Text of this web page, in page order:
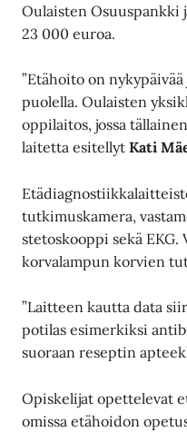
Oulaisten Osuuspankki
23 000 euroa.
”Etähoito on
puolella. Oulaisten
oppilaitos, jossa
laitetta esitellytKati
tutkimuskamera,
stetoskooppi sekä EKG.
korvalampun korvien
”Laitteen kautta data
potilas esimerkiksi
suoraan reseptin
Opiskelijat opettelevat
omissa etähoidon